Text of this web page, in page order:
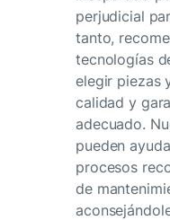
perjudicial
tanto,
tecnologías
elegir piezas
calidad y
adecuado.
pueden
procesos
de